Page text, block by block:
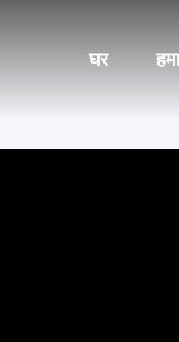
घर